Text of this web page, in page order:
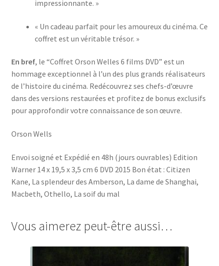
impressionnante. »
« Un cadeau parfait pour les amoureux du cinéma. Ce
coffret est un véritable trésor. »
En bref, le “Coffret Orson Welles 6 films DVD” est un
hommage exceptionnel à l’un des plus grands réalisateurs
de l’histoire du cinéma. Redécouvrez ses chefs-d’œuvre
dans des versions restaurées et profitez de bonus exclusifs
pour approfondir votre connaissance de son œuvre.
Orson Wells
Envoi soigné et Expédié en 48h (jours ouvrables) Edition
Warner 14 x 19,5 x 3,5 cm 6 DVD 2015 Bon état : Citizen
Kane, La splendeur des Amberson, La dame de Shanghai,
Macbeth, Othello, La soif du mal
Vous aimerez peut-être aussi…